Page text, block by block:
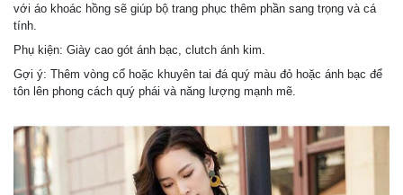
với áo khoác hồng sẽ giúp bộ trang phục thêm phần sang trọng và cá
tính.
Phụ kiện: Giày cao gót ánh bạc, clutch ánh kim.
Gợi ý: Thêm vòng cổ hoặc khuyên tai đá quý màu đỏ hoặc ánh bạc để
tôn lên phong cách quý phái và năng lượng mạnh mẽ.